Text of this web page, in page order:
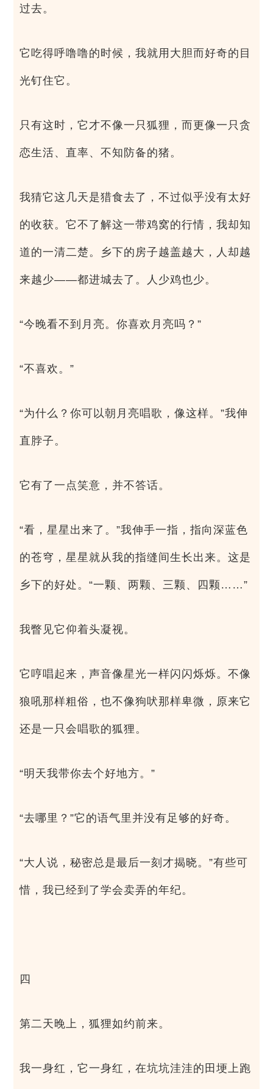
过去。
它吃得呼噜噜的时候，我就用大胆而好奇的目
光钉住它。
只有这时，它才不像一只狐狸，而更像一只贪
恋生活、直率、不知防备的猪。
我猜它这几天是猎食去了，不过似乎没有太好
的收获。它不了解这一带鸡窝的行情，我却知
道的一清二楚。乡下的房子越盖越大，人却越
来越少——都进城去了。人少鸡也少。
“今晚看不到月亮。你喜欢月亮吗？”
“不喜欢。”
“为什么？你可以朝月亮唱歌，像这样。”我伸
直脖子。
它有了一点笑意，并不答话。
“看，星星出来了。”我伸手一指，指向深蓝色
的苍穹，星星就从我的指缝间生长出来。这是
乡下的好处。“一颗、两颗、三颗、四颗……”
我瞥见它仰着头凝视。
它哼唱起来，声音像星光一样闪闪烁烁。不像
狼吼那样粗俗，也不像狗吠那样卑微，原来它
还是一只会唱歌的狐狸。
“明天我带你去个好地方。”
“去哪里？”它的语气里并没有足够的好奇。
“大人说，秘密总是最后一刻才揭晓。”有些可
惜，我已经到了学会卖弄的年纪。
四
第二天晚上，狐狸如约前来。
我一身红，它一身红，在坑坑洼洼的田埂上跑